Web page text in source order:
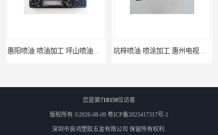
您是第718359位访客
版权所有 ©2026-08-09 粤ICP备2025417317号-1
深圳市良鸿塑胶五金有限公司 保留所有权利.